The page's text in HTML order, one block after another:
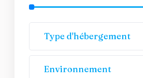
Type d'hébergement
Environnement